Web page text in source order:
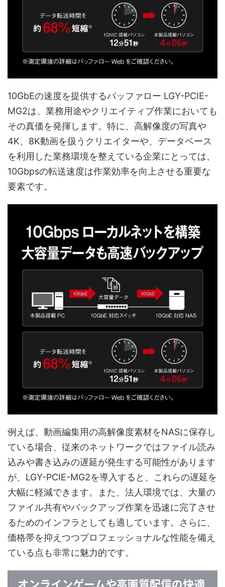
10GbEの速度を提供するバッファロー LGY-PCIE-
MG2は、業務用途やクリエイティブ作業においても
その真価を発揮します。特に、高解像度の写真や
4K、8K動画を扱うクリエイターや、データベース
を利用した業務環境を整えている企業にとっては、
10Gbpsの転送速度は作業効率を向上させる重要な
要素です。
例えば、動画編集用の高解像度素材をNASに保存し
ている場合、従来のネットワークではファイル読み
込みや書き込みの遅延が発生する可能性があります
が、LGY-PCIE-MG2を導入すると、これらの遅延を
大幅に軽減できます。また、法人環境では、大量の
ファイル共有やバックアップ作業を迅速に完了させ
るためのインフラとしても適しています。さらに、
価格帯を抑えつつプロフェッショナルな性能を備え
ている点も非常に魅力的です。
オンラインゲームや高画質配信の快適